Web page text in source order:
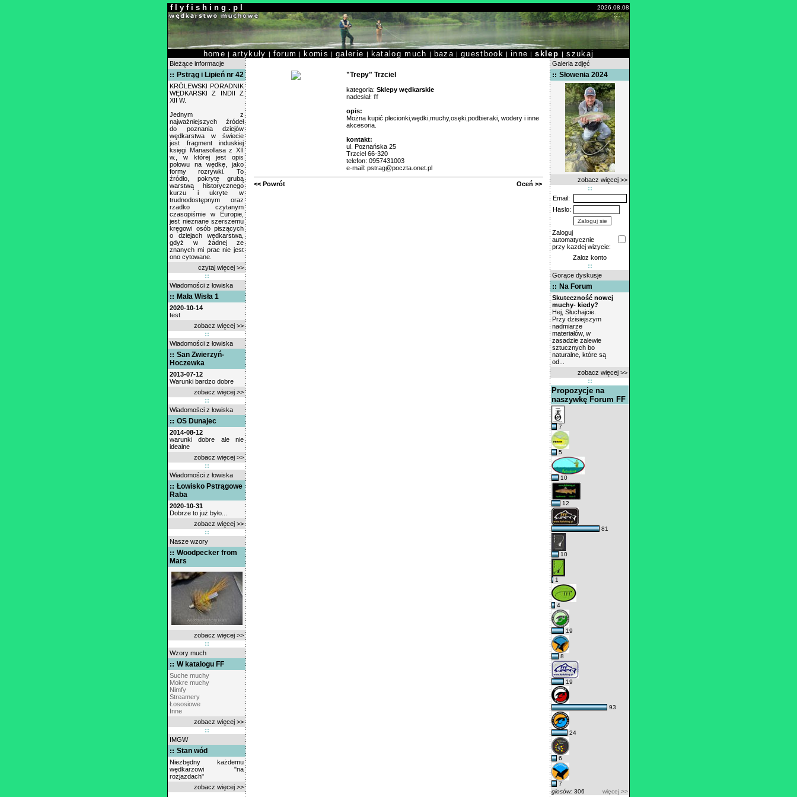
f l y f i s h i n g . p l 2026.08.08
home |artykuły | forum | komis |galerie | katalog much | baza | guestbook | inne |sklep |szukaj
Bieżące informacje
Pstrąg i Lipień nr 42
KRÓLEWSKI PORADNIK
WĘDKARSKI Z INDII Z
XII W.
Jednym z
najważniejszych źródeł
do poznania dziejów
wędkarstwa w świecie
jest fragment induskiej
księgi Manasollasa z XII
w., w której jest opis
połowu na wędkę, jako
formy rozrywki. To
źródło, pokrytę grubą
warstwą historycznego
kurzu i ukryte w
trudnodostępnym oraz
rzadko czytanym
czasopiśmie w Europie,
jest nieznane szerszemu
kręgowi osób piszących
o dziejach wędkarstwa,
gdyż w żadnej ze
znanych mi prac nie jest
ono cytowane.
czytaj więcej >>
Wiadomości z łowiska
Mała Wisła 1
2020-10-14
test
zobacz więcej >>
Wiadomości z łowiska
San Zwierzyń-
Hoczewka
2013-07-12
Warunki bardzo dobre
zobacz więcej >>
Wiadomości z łowiska
OS Dunajec
2014-08-12
warunki dobre ale nie
idealne
zobacz więcej >>
Wiadomości z łowiska
Łowisko Pstrągowe
Raba
2020-10-31
Dobrze to już było...
zobacz więcej >>
Nasze wzory
Woodpecker from
Mars
zobacz więcej >>
Wzory much
W katalogu FF
Suche muchy
Mokre muchy
Nimfy
Streamery
Łososiowe
Inne
zobacz więcej >>
IMGW
Stan wód
Niezbędny każdemu
wędkarzowi "na
rozjazdach"
zobacz więcej >>
"Trepy" Trzciel
kategoria: Sklepy wędkarskie
nadesłał: ff
opis:
Można kupić plecionki,wędki,muchy,osęki,podbieraki, wodery i inne
akcesoria.
kontakt:
ul. Poznańska 25
Trzciel 66-320
telefon: 0957431003
e-mail: pstrag@poczta.onet.pl
<< Powrót Oceń >>
Galeria zdjęć
Słowenia 2024
zobacz więcej >>
Email:
Haslo:
Zaloguj
automatycznie
przy kazdej wizycie:
Zaloz konto
Gorące dyskusje
Na Forum
Skuteczność nowej
muchy- kiedy?
Hej, Słuchajcie.
Przy dzisiejszym
nadmiarze
materiałów, w
zasadzie zalewie
sztucznych bo
naturalne, które są
od...
zobacz więcej >>
Propozycje na
naszywkę Forum FF
7
5
10
12
81
10
1
4
19
8
19
93
24
6
7
głosów: 306 więcej >>